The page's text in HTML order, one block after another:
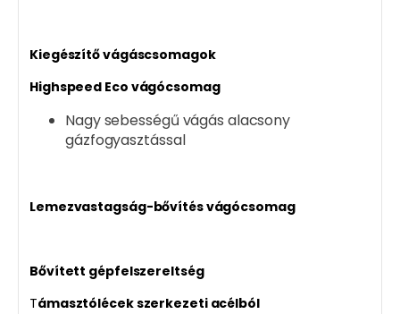
Kiegészítő vágáscsomagok
Highspeed Eco vágócsomag
Nagy sebességű vágás alacsony
gázfogyasztással
Lemezvastagság-bővítés vágócsomag
Bővített gépfelszereltség
Támasztólécek szerkezeti acélból